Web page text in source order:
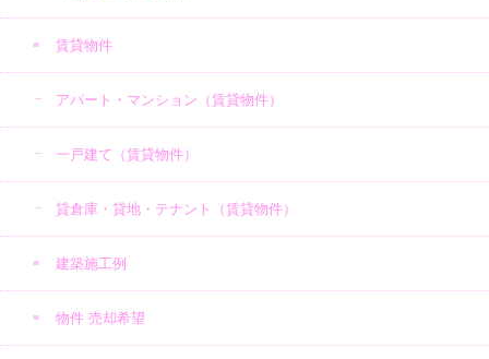
賃貸物件
アパート・マンション（賃貸物件）
一戸建て（賃貸物件）
貸倉庫・貸地・テナント（賃貸物件）
建築施工例
物件 売却希望